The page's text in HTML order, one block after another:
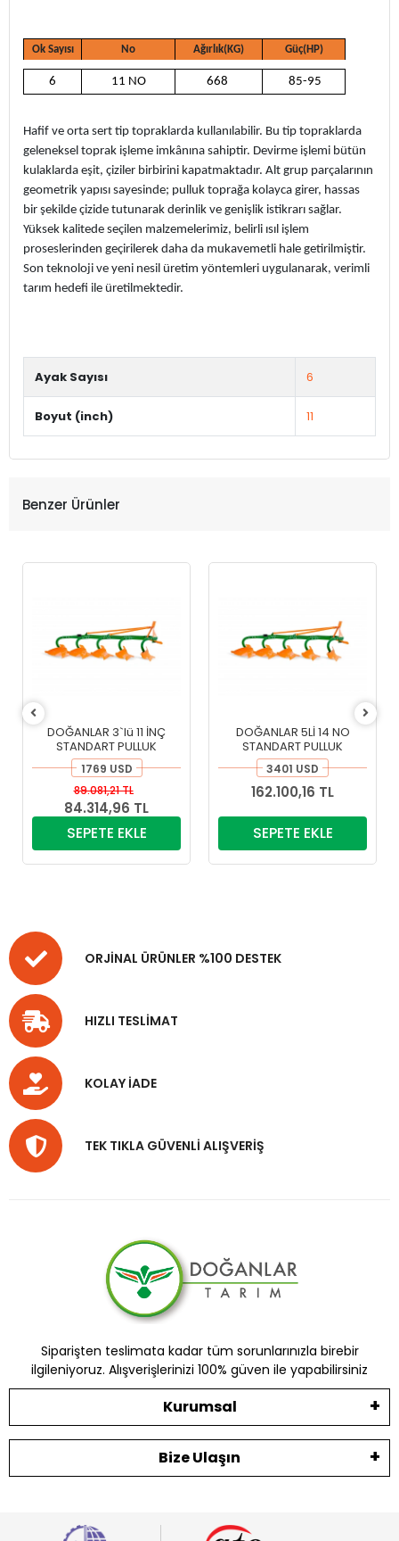
Ok Sayısı No Ağırlık(KG) Güç(HP)
6 11 NO 668 85-95
Hafif ve orta sert tip topraklarda kullanılabilir. Bu tip topraklarda
geleneksel toprak işleme imkânına sahiptir. Devirme işlemi bütün
kulaklarda eşit, çiziler birbirini kapatmaktadır. Alt grup parçalarının
geometrik yapısı sayesinde; pulluk toprağa kolayca girer, hassas
bir şekilde çizide tutunarak derinlik ve genişlik istikrarı sağlar.
Yüksek kalitede seçilen malzemelerimiz, belirli ısıl işlem
proseslerinden geçirilerek daha da mukavemetli hale getirilmiştir.
Son teknoloji ve yeni nesil üretim yöntemleri uygulanarak, verimli
tarım hedefi ile üretilmektedir.
Ayak Sayısı 6
Boyut (inch) 11
Benzer Ürünler
DOĞANLAR 3`lü 11 İNÇ
STANDART PULLUK
1769 USD
84.314,96 TL
89.081,21 TL
SEPETE EKLE
DOĞANLAR 5Lİ 14 NO
STANDART PULLUK
3401 USD
162.100,16 TL
SEPETE EKLE
ORJİNAL ÜRÜNLER %100 DESTEK
HIZLI TESLİMAT
KOLAY İADE
TEK TIKLA GÜVENLİ ALIŞVERİŞ
Siparişten teslimata kadar tüm sorunlarınızla birebir
ilgileniyoruz. Alışverişlerinizi 100% güven ile yapabilirsiniz
Kurumsal
Bize Ulaşın